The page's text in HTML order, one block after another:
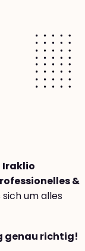
Iraklio
&
sich um alles
genau richtig!